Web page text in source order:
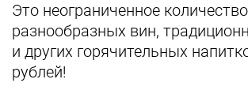
Это неограниченное количество
разнообразных вин,
и других горячительных
рублей!